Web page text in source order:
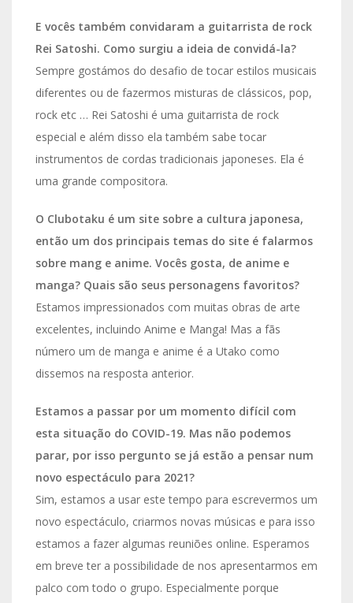
E vocês também convidaram a guitarrista de rock
Rei Satoshi. Como surgiu a ideia de convidá-la?
Sempre gostámos do desafio de tocar estilos musicais
diferentes ou de fazermos misturas de clássicos, pop,
rock etc … Rei Satoshi é uma guitarrista de rock
especial e além disso ela também sabe tocar
instrumentos de cordas tradicionais japoneses. Ela é
uma grande compositora.
O Clubotaku é um site sobre a cultura japonesa,
então um dos principais temas do site é falarmos
sobre mang e anime. Vocês gosta, de anime e
manga? Quais são seus personagens favoritos?
Estamos impressionados com muitas obras de arte
excelentes, incluindo Anime e Manga! Mas a fãs
número um de manga e anime é a Utako como
dissemos na resposta anterior.
Estamos a passar por um momento difícil com
esta situação do COVID-19. Mas não podemos
parar, por isso pergunto se já estão a pensar num
novo espectáculo para 2021?
Sim, estamos a usar este tempo para escrevermos um
novo espectáculo, criarmos novas músicas e para isso
estamos a fazer algumas reuniões online. Esperamos
em breve ter a possibilidade de nos apresentarmos em
palco com todo o grupo. Especialmente porque